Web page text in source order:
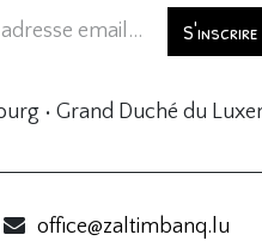
• Grand Duché du
office@zaltimbanq.lu